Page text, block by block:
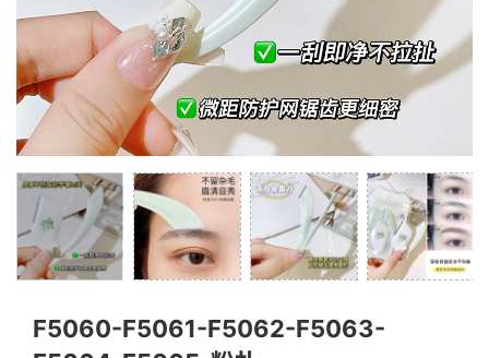
F5060-F5061-F5062-F5063-